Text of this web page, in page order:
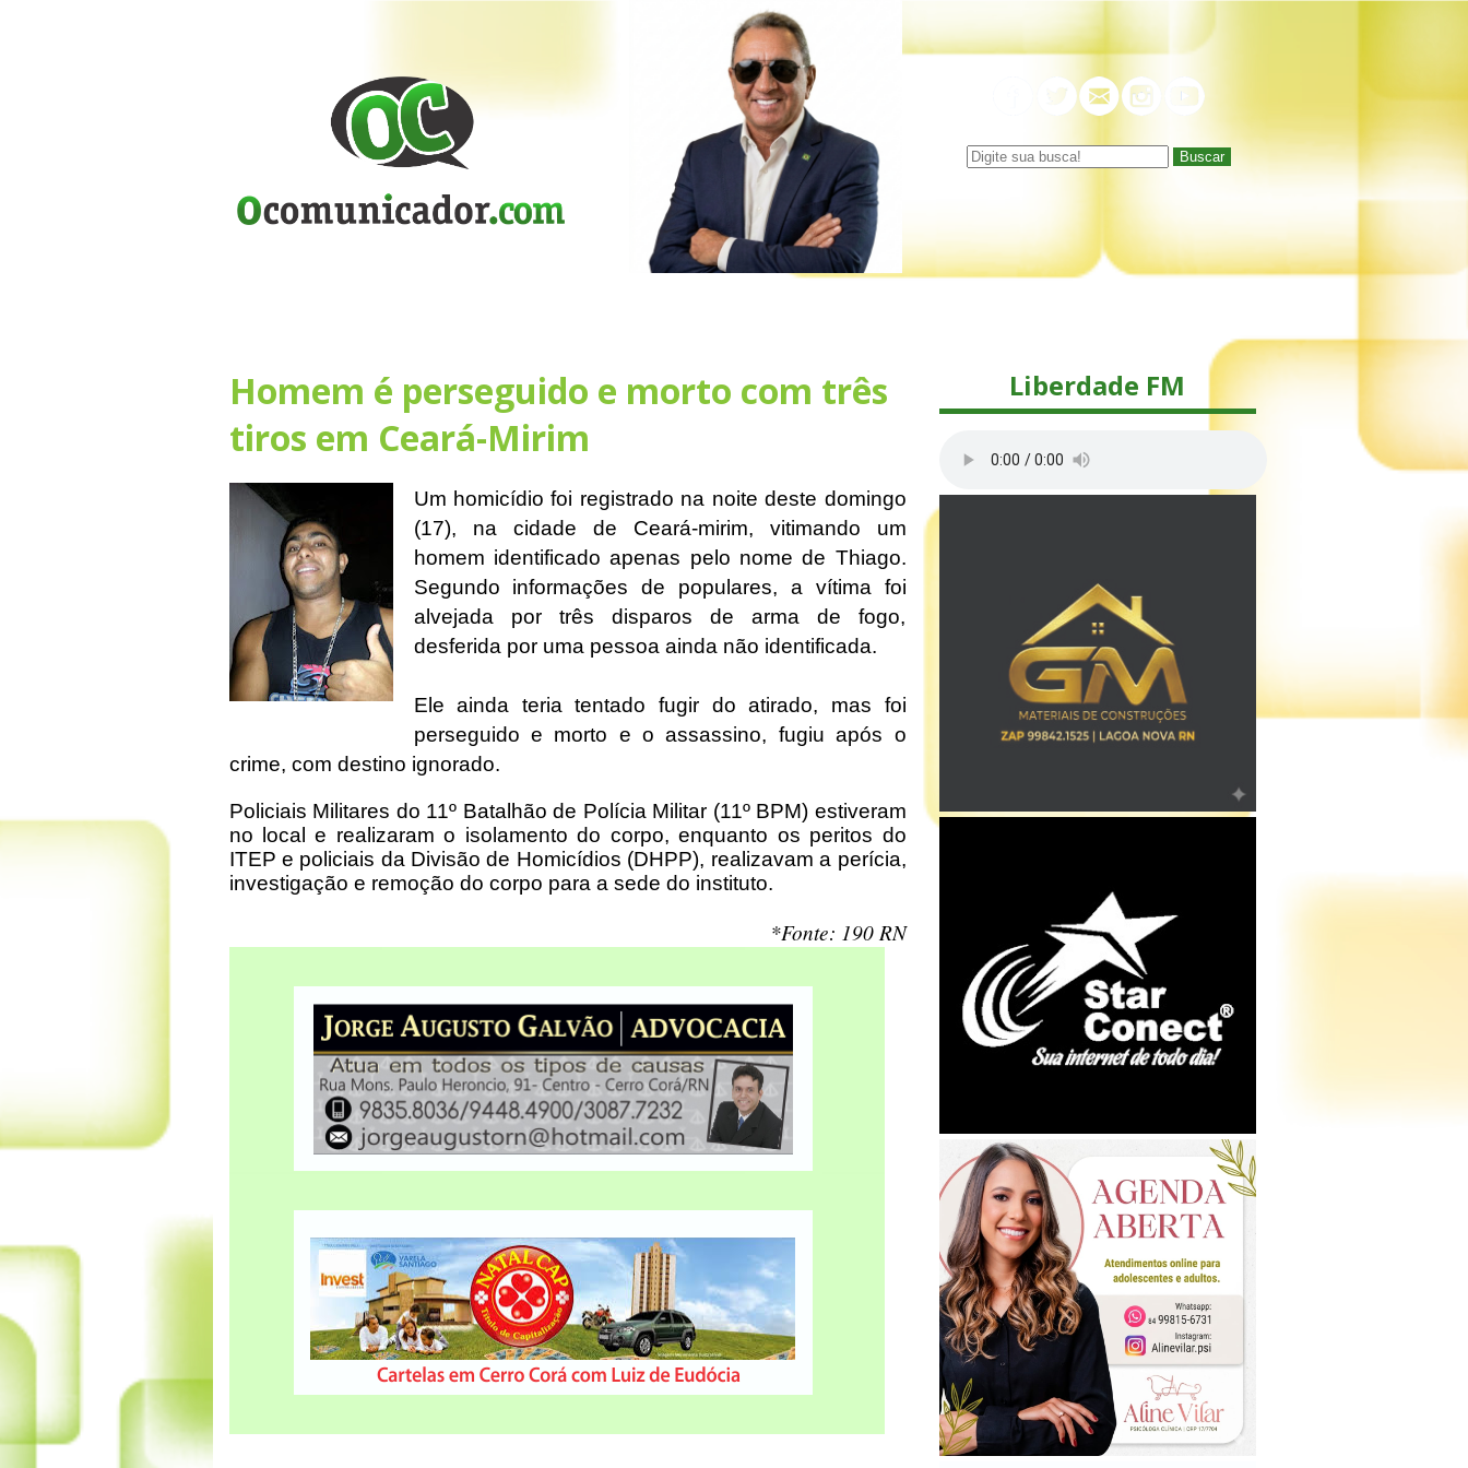
Buscar
Homem é perseguido e morto com três
tiros em Ceará-Mirim
Um homicídio foi registrado na noite deste domingo
(17), na cidade de Ceará-mirim, vitimando um
homem identificado apenas pelo nome de Thiago.
Segundo informações de populares, a vítima foi
alvejada por três disparos de arma de fogo,
desferida por uma pessoa ainda não identificada.
Ele ainda teria tentado fugir do atirado, mas foi
perseguido e morto e o assassino, fugiu após o
crime, com destino ignorado.
Policiais Militares do 11º Batalhão de Polícia Militar (11º BPM) estiveram
no local e realizaram o isolamento do corpo, enquanto os peritos do
ITEP e policiais da Divisão de Homicídios (DHPP), realizavam a perícia,
investigação e remoção do corpo para a sede do instituto.
*Fonte: 190 RN
Liberdade FM